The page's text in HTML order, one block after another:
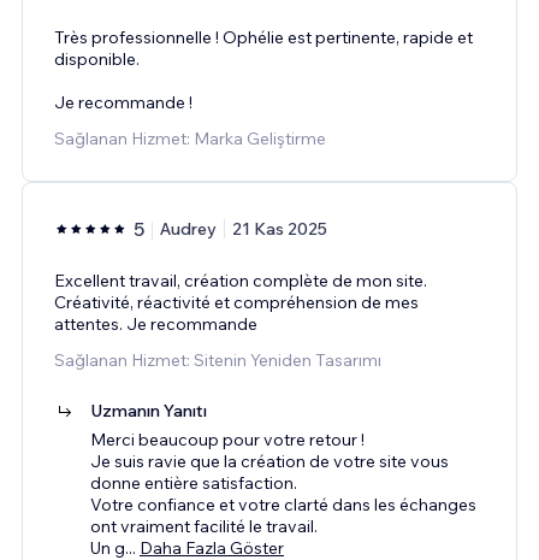
Très professionnelle ! Ophélie est pertinente, rapide et
disponible.
Je recommande !
Sağlanan Hizmet: Marka Geliştirme
5 Audrey 21 Kas 2025
Excellent travail, création complète de mon site.
Créativité, réactivité et compréhension de mes
attentes. Je recommande
Sağlanan Hizmet: Sitenin Yeniden Tasarımı
Uzmanın Yanıtı
Merci beaucoup pour votre retour !
Je suis ravie que la création de votre site vous
donne entière satisfaction.
Votre confiance et votre clarté dans les échanges
ont vraiment facilité le travail.
Un g... Daha Fazla Göster